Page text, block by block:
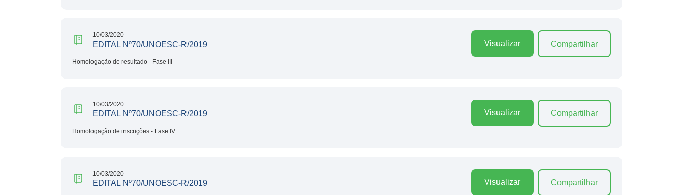
10/03/2020
EDITAL Nº70/UNOESC-R/2019
Homologação de resultado - Fase III
Visualizar Compartilhar
10/03/2020
EDITAL Nº70/UNOESC-R/2019
Homologação de inscrições - Fase IV
Visualizar Compartilhar
10/03/2020
EDITAL Nº70/UNOESC-R/2019 Visualizar Compartilhar